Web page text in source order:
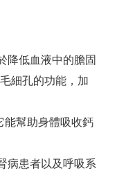
降低血液中的膽固
細孔的功能，加
能幫助身體吸收鈣
病患者以及呼吸系